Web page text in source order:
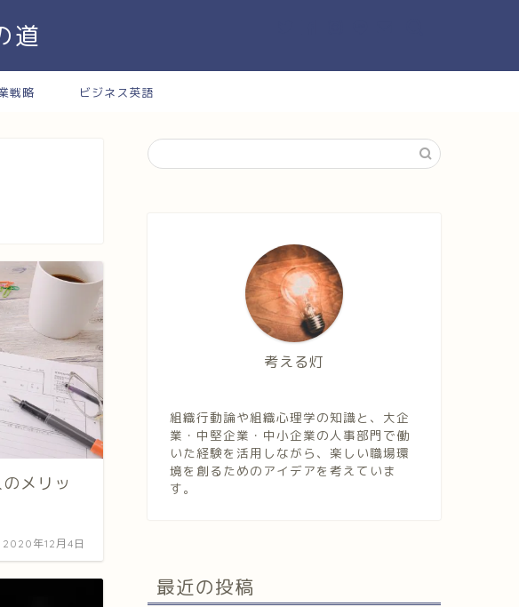
道
戦略 ビジネス英語
メリッ
2020年12月4日
考える灯
組織行動論や組織心理学の知識と、大企
業・中堅企業・中小企業の人事部門で働
いた経験を活用しながら、楽しい職場環
境を創るためのアイデアを考えていま
す。
最近の投稿